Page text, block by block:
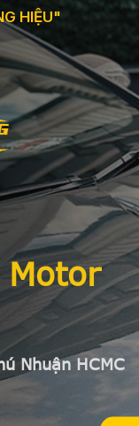
HIỆU"
Nhuận HCMC